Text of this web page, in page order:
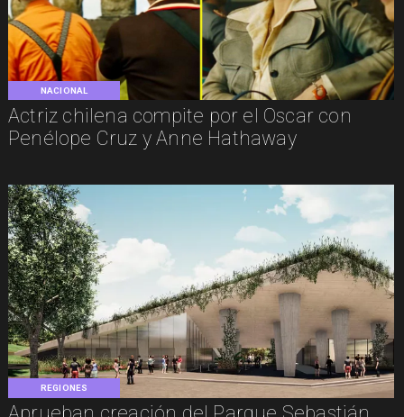
NACIONAL
Actriz chilena compite por el Oscar con
Penélope Cruz y Anne Hathaway
REGIONES